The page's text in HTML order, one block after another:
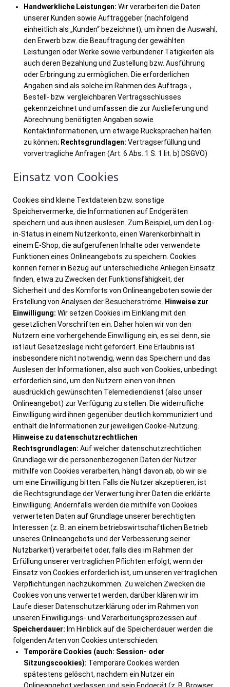
Handwerkliche Leistungen: Wir verarbeiten die Daten
unserer Kunden sowie Auftraggeber (nachfolgend
einheitlich als „Kunden“ bezeichnet), um ihnen die Auswahl,
den Erwerb bzw. die Beauftragung der gewählten
Leistungen oder Werke sowie verbundener Tätigkeiten als
auch deren Bezahlung und Zustellung bzw. Ausführung
oder Erbringung zu ermöglichen. Die erforderlichen
Angaben sind als solche im Rahmen des Auftrags-,
Bestell- bzw. vergleichbaren Vertragsschlusses
gekennzeichnet und umfassen die zur Auslieferung und
Abrechnung benötigten Angaben sowie
Kontaktinformationen, um etwaige Rücksprachen halten
zu können; Rechtsgrundlagen: Vertragserfüllung und
vorvertragliche Anfragen (Art. 6 Abs. 1 S. 1 lit. b) DSGVO)
Einsatz von Cookies
Cookies sind kleine Textdateien bzw. sonstige
Speichervermerke, die Informationen auf Endgeräten
speichern und aus ihnen auslesen. Zum Beispiel, um den Log-
in-Status in einem Nutzerkonto, einen Warenkorbinhalt in
einem E-Shop, die aufgerufenen Inhalte oder verwendete
Funktionen eines Onlineangebots zu speichern. Cookies
können ferner in Bezug auf unterschiedliche Anliegen Einsatz
finden, etwa zu Zwecken der Funktionsfähigkeit, der
Sicherheit und des Komforts von Onlineangeboten sowie der
Erstellung von Analysen der Besucherströme.
Hinweise zur
Einwilligung: Wir setzen Cookies im Einklang mit den
gesetzlichen Vorschriften ein. Daher holen wir von den
Nutzern eine vorhergehende Einwilligung ein, es sei denn, sie
ist laut Gesetzeslage nicht gefordert. Eine Erlaubnis ist
insbesondere nicht notwendig, wenn das Speichern und das
Auslesen der Informationen, also auch von Cookies, unbedingt
erforderlich sind, um den Nutzern einen von ihnen
ausdrücklich gewünschten Telemediendienst (also unser
Onlineangebot) zur Verfügung zu stellen. Die widerrufliche
Einwilligung wird ihnen gegenüber deutlich kommuniziert und
enthält die Informationen zur jeweiligen Cookie-Nutzung.
Hinweise zu datenschutzrechtlichen
Rechtsgrundlagen: Auf welcher datenschutzrechtlichen
Grundlage wir die personenbezogenen Daten der Nutzer
mithilfe von Cookies verarbeiten, hängt davon ab, ob wir sie
um eine Einwilligung bitten. Falls die Nutzer akzeptieren, ist
die Rechtsgrundlage der Verwertung ihrer Daten die erklärte
Einwilligung. Andernfalls werden die mithilfe von Cookies
verwerteten Daten auf Grundlage unserer berechtigten
Interessen (z. B. an einem betriebswirtschaftlichen Betrieb
unseres Onlineangebots und der Verbesserung seiner
Nutzbarkeit) verarbeitet oder, falls dies im Rahmen der
Erfüllung unserer vertraglichen Pflichten erfolgt, wenn der
Einsatz von Cookies erforderlich ist, um unseren vertraglichen
Verpflichtungen nachzukommen. Zu welchen Zwecken die
Cookies von uns verwertet werden, darüber klären wir im
Laufe dieser Datenschutzerklärung oder im Rahmen von
unseren Einwilligungs- und Verarbeitungsprozessen auf.
Speicherdauer: Im Hinblick auf die Speicherdauer werden die
folgenden Arten von Cookies unterschieden:
Temporäre Cookies (auch: Session- oder
Sitzungscookies): Temporäre Cookies werden
spätestens gelöscht, nachdem ein Nutzer ein